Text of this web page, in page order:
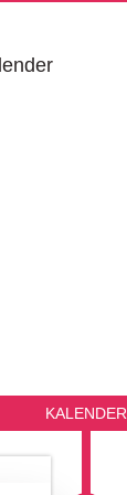
KALENDER